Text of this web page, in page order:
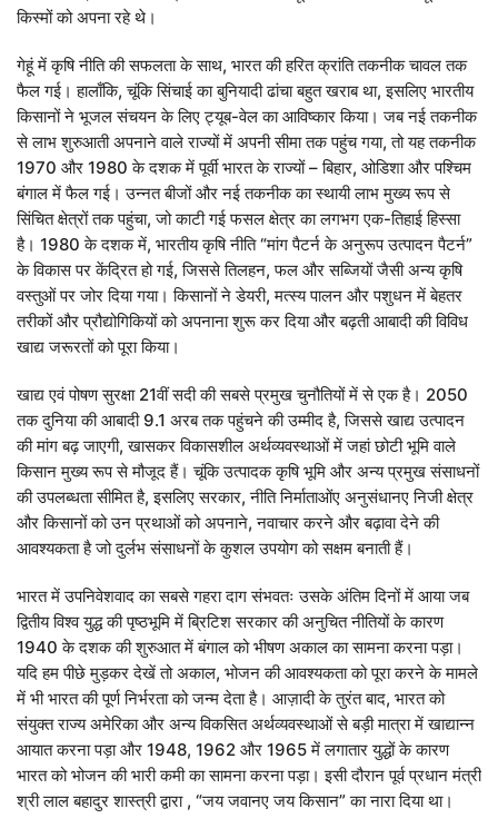
किस्मों को अपना रहे थे।
गेहूं में कृषि नीति की सफलता के साथ, भारत की हरित क्रांति तकनीक चावल तक
फैल गई। हालाँकि, चूंकि सिंचाई का बुनियादी ढांचा बहुत खराब था, इसलिए भारतीय
किसानों ने भूजल संचयन के लिए ट्यूब-वेल का आविष्कार किया। जब नई तकनीक
से लाभ शुरुआती अपनाने वाले राज्यों में अपनी सीमा तक पहुंच गया, तो यह तकनीक
1970 और 1980 के दशक में पूर्वी भारत के राज्यों – बिहार, ओडिशा और पश्चिम
बंगाल में फैल गई। उन्नत बीजों और नई तकनीक का स्थायी लाभ मुख्य रूप से
सिंचित क्षेत्रों तक पहुंचा, जो काटी गई फसल क्षेत्र का लगभग एक-तिहाई हिस्सा
है। 1980 के दशक में, भारतीय कृषि नीति “मांग पैटर्न के अनुरूप उत्पादन पैटर्न”
के विकास पर केंद्रित हो गई, जिससे तिलहन, फल और सब्जियों जैसी अन्य कृषि
वस्तुओं पर जोर दिया गया। किसानों ने डेयरी, मत्स्य पालन और पशुधन में बेहतर
तरीकों और प्रौद्योगिकियों को अपनाना शुरू कर दिया और बढ़ती आबादी की विविध
खाद्य जरूरतों को पूरा किया।
खाद्य एवं पोषण सुरक्षा 21वीं सदी की सबसे प्रमुख चुनौतियों में से एक है। 2050
तक दुनिया की आबादी 9.1 अरब तक पहुंचने की उम्मीद है, जिससे खाद्य उत्पादन
की मांग बढ़ जाएगी, खासकर विकासशील अर्थव्यवस्थाओं में जहां छोटी भूमि वाले
किसान मुख्य रूप से मौजूद हैं। चूंकि उत्पादक कृषि भूमि और अन्य प्रमुख संसाधनों
की उपलब्धता सीमित है, इसलिए सरकार, नीति निर्माताओंए अनुसंधानए निजी क्षेत्र
और किसानों को उन प्रथाओं को अपनाने, नवाचार करने और बढ़ावा देने की
आवश्यकता है जो दुर्लभ संसाधनों के कुशल उपयोग को सक्षम बनाती हैं।
भारत में उपनिवेशवाद का सबसे गहरा दाग संभवतः उसके अंतिम दिनों में आया जब
द्वितीय विश्व युद्ध की पृष्ठभूमि में ब्रिटिश सरकार की अनुचित नीतियों के कारण
1940 के दशक की शुरुआत में बंगाल को भीषण अकाल का सामना करना पड़ा।
यदि हम पीछे मुड़कर देखें तो अकाल, भोजन की आवश्यकता को पूरा करने के मामले
में भी भारत की पूर्ण निर्भरता को जन्म देता है। आज़ादी के तुरंत बाद, भारत को
संयुक्त राज्य अमेरिका और अन्य विकसित अर्थव्यवस्थाओं से बड़ी मात्रा में खाद्यान्न
आयात करना पड़ा और 1948, 1962 और 1965 में लगातार युद्धों के कारण
भारत को भोजन की भारी कमी का सामना करना पड़ा। इसी दौरान पूर्व प्रधान मंत्री
श्री लाल बहादुर शास्त्री द्वारा , “जय जवानए जय किसान” का नारा दिया था।